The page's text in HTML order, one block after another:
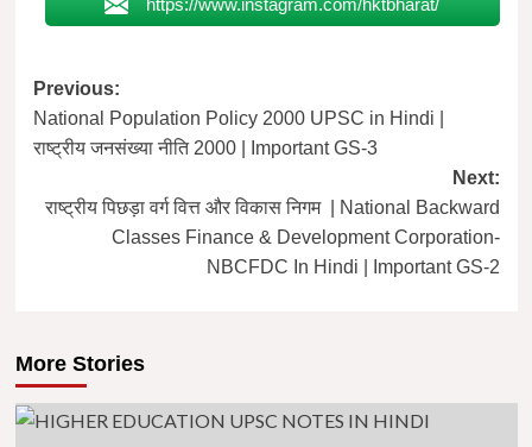
Post
navigation
Previous:
National Population Policy 2000 UPSC in Hindi |
राष्ट्रीय जनसंख्या नीति 2000 | Important GS-3
Next:
राष्ट्रीय पिछड़ा वर्ग वित्त और विकास निगम | National Backward
Classes Finance & Development Corporation-
NBCFDC In Hindi | Important GS-2
More Stories